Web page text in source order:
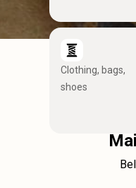
Clothing, bags,
shoes